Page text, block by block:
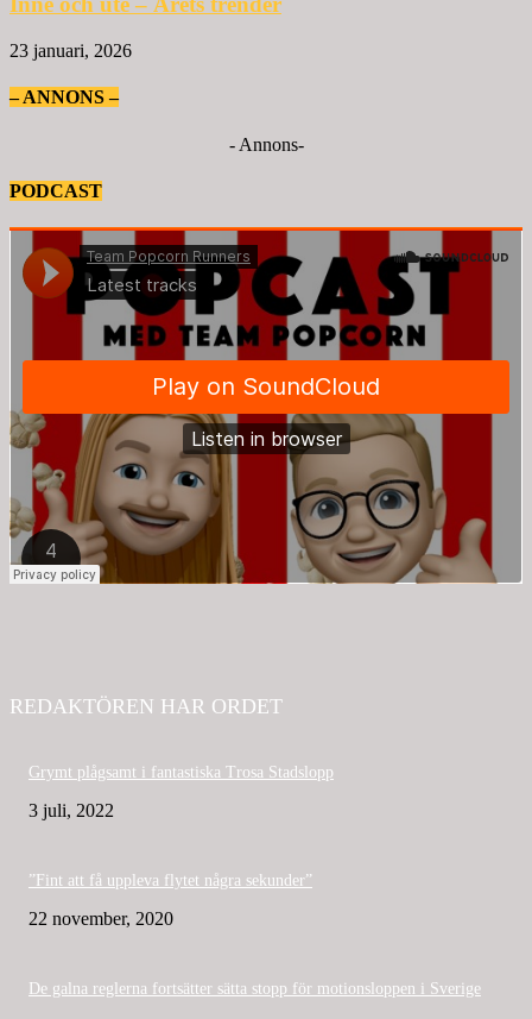
23 januari, 2026
– ANNONS –
- Annons-
PODCAST
REDAKTÖREN HAR ORDET
Grymt plågsamt i fantastiska Trosa Stadslopp
3 juli, 2022
”Fint att få uppleva flytet några sekunder”
22 november, 2020
De galna reglerna fortsätter sätta stopp för motionsloppen i Sverige